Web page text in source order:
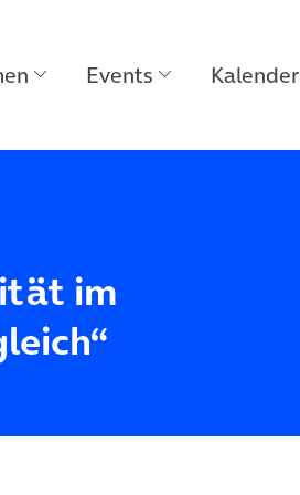
Events Kalender
im